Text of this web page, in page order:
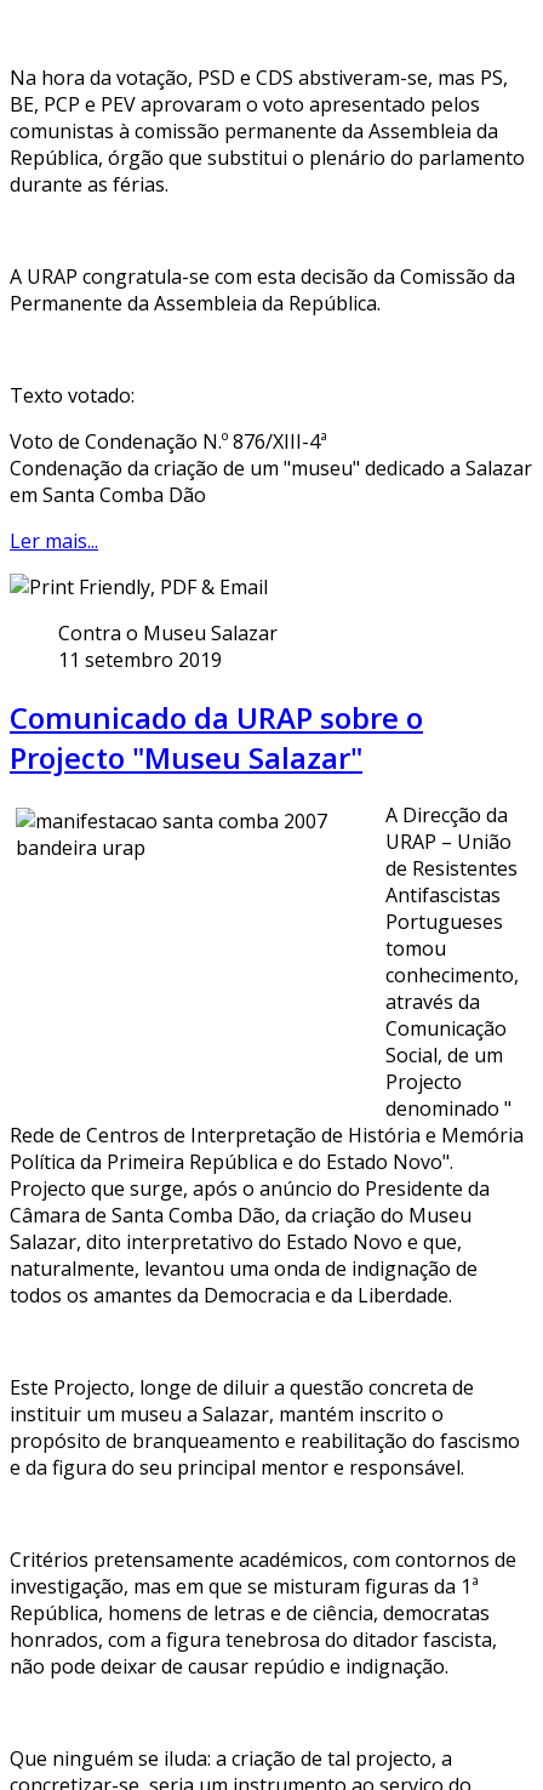
Na hora da votação, PSD e CDS abstiveram-se, mas PS,
BE, PCP e PEV aprovaram o voto apresentado pelos
comunistas à comissão permanente da Assembleia da
República, órgão que substitui o plenário do parlamento
durante as férias.
A URAP congratula-se com esta decisão da Comissão da
Permanente da Assembleia da República.
Texto votado:
Voto de Condenação N.º 876/XIII-4ª
Condenação da criação de um "museu" dedicado a Salazar
em Santa Comba Dão
Ler mais...
Contra o Museu Salazar
11 setembro 2019
Comunicado da URAP sobre o
Projecto "Museu Salazar"
A Direcção da
URAP – União
de Resistentes
Antifascistas
Portugueses
tomou
conhecimento,
através da
Comunicação
Social, de um
Projecto
denominado "
Rede de Centros de Interpretação de História e Memória
Política da Primeira República e do Estado Novo".
Projecto que surge, após o anúncio do Presidente da
Câmara de Santa Comba Dão, da criação do Museu
Salazar, dito interpretativo do Estado Novo e que,
naturalmente, levantou uma onda de indignação de
todos os amantes da Democracia e da Liberdade.
Este Projecto, longe de diluir a questão concreta de
instituir um museu a Salazar, mantém inscrito o
propósito de branqueamento e reabilitação do fascismo
e da figura do seu principal mentor e responsável.
Critérios pretensamente académicos, com contornos de
investigação, mas em que se misturam figuras da 1ª
República, homens de letras e de ciência, democratas
honrados, com a figura tenebrosa do ditador fascista,
não pode deixar de causar repúdio e indignação.
Que ninguém se iluda: a criação de tal projecto, a